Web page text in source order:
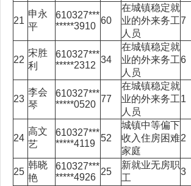
21
申永
平
610327***
*****3910
60
在城镇稳定就
业的外来务工
人员
7
22
宋胜
利
610327***
*****2312
34
在城镇稳定就
业的外来务工
人员
6
23
李会
琴
610327***
*****0520
77
在城镇稳定就
业的外来务工
人员
1
24
高文
艺
610327***
*****4119
52
城镇中等偏下
收入住房困难
家庭
2
25
韩晓
艳
610327***
*****4926
25
新就业无房职
工
3